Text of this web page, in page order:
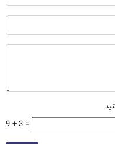
9 + 3 =